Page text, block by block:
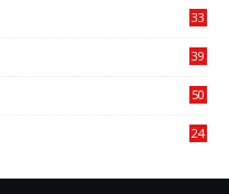
33
39
50
24